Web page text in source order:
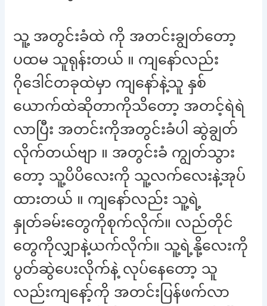
သူ့ အတွင်းခံထဲ ကို အတင်းချွတ်တော့
ပထမ သူရုန်းတယ် ။ ကျနော်လည်း
ဂိုဒေါင်တခုထဲမှာ ကျနော်နဲ့သူ နှစ်
ယောက်ထဲဆိုတာကိုသိတော့ အတင့်ရဲရဲ
လာပြီး အတင်းကိုအတွင်းခံပါ ဆွဲချွတ်
လိုက်တယ်ဗျာ ။ အတွင်းခံ ကျွတ်သွား
တော့ သူ့ပိပိလေးကို သူ့လက်လေးနဲ့အုပ်
ထားတယ် ။ ကျနော်လည်း သူ့ရဲ့
နှုတ်ခမ်းတွေကိုစုက်လိုက်။ လည်တိုင်
တွေကိုလျှာနဲ့ယက်လိုက်။ သူ့ရဲ့နို့လေးကို
ပွတ်ဆွဲပေးလိုက်နဲ့ လုပ်နေတော့ သူ
လည်းကျနော့်ကို အတင်းပြန်ဖက်လာ